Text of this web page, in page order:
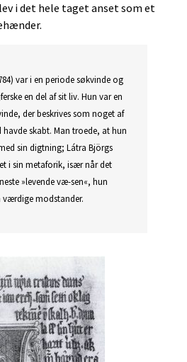
i det hele taget anset som et
var i en periode søkvinde og
en del af sit liv. Hun var en
der beskrives som noget af
havde skabt. Man troede, at hun
sin digtning; Látra Björgs
i sin metaforik, især når det
»levende væ-sen«, hun
værdige modstander.